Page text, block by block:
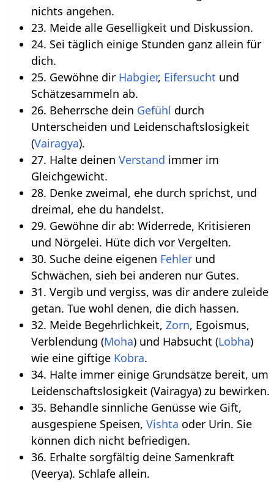
nichts angehen.
23. Meide alle Geselligkeit und Diskussion.
24. Sei täglich einige Stunden ganz allein für
dich.
25. Gewöhne dir Habgier, Eifersucht und
Schätzesammeln ab.
26. Beherrsche dein Gefühl durch
Unterscheiden und Leidenschaftslosigkeit
(Vairagya).
27. Halte deinen Verstand immer im
Gleichgewicht.
28. Denke zweimal, ehe durch sprichst, und
dreimal, ehe du handelst.
29. Gewöhne dir ab: Widerrede, Kritisieren
und Nörgelei. Hüte dich vor Vergelten.
30. Suche deine eigenen Fehlerund
Schwächen, sieh bei anderen nur Gutes.
31. Vergib und vergiss, was dir andere zuleide
getan. Tue wohl denen, die dich hassen.
32. Meide Begehrlichkeit, Zorn, Egoismus,
Verblendung (Moha) und Habsucht (Lobha)
wie eine giftige Kobra.
34. Halte immer einige Grundsätze bereit, um
Leidenschaftslosigkeit (Vairagya) zu bewirken.
35. Behandle sinnliche Genüsse wie Gift,
ausgespiene Speisen, Vishta oder Urin. Sie
können dich nicht befriedigen.
36. Erhalte sorgfältig deine Samenkraft
(Veerya). Schlafe allein.